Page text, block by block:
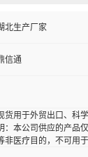
北生产厂家
信通
货用于外贸出口、科
：本公司供应的产品
非医疗目的，不可用